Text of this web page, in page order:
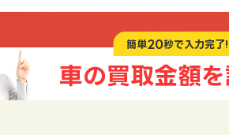
簡単20秒で入力完了!
車の買取金額を